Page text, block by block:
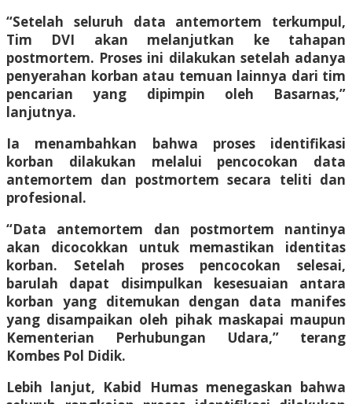
“Setelah seluruh data antemortem terkumpul,
Tim DVI akan melanjutkan ke tahapan
postmortem. Proses ini dilakukan setelah adanya
penyerahan korban atau temuan lainnya dari tim
pencarian yang dipimpin oleh Basarnas,”
lanjutnya.
Ia menambahkan bahwa proses identifikasi
korban dilakukan melalui pencocokan data
antemortem dan postmortem secara teliti dan
profesional.
“Data antemortem dan postmortem nantinya
akan dicocokkan untuk memastikan identitas
korban. Setelah proses pencocokan selesai,
barulah dapat disimpulkan kesesuaian antara
korban yang ditemukan dengan data manifes
yang disampaikan oleh pihak maskapai maupun
Kementerian Perhubungan Udara,” terang
Kombes Pol Didik.
Lebih lanjut, Kabid Humas menegaskan bahwa